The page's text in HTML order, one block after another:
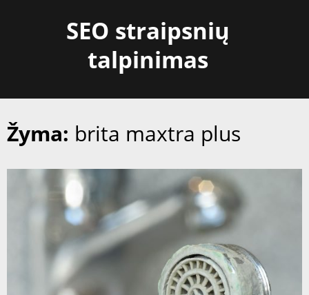
SEO straipsnių
talpinimas
Žyma: brita maxtra plus